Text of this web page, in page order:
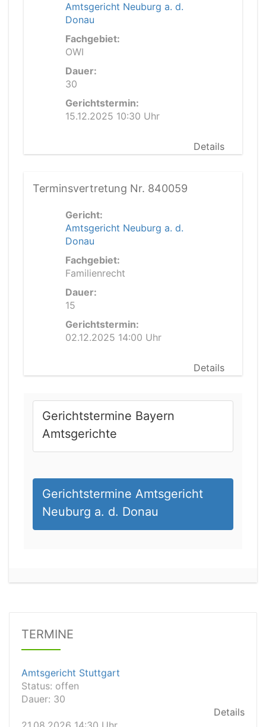
Amtsgericht Neuburg a. d.
Donau
Fachgebiet:
OWI
Dauer:
30
Gerichtstermin:
15.12.2025 10:30 Uhr
Details
Terminsvertretung Nr. 840059
Gericht:
Amtsgericht Neuburg a. d.
Donau
Fachgebiet:
Familienrecht
Dauer:
15
Gerichtstermin:
02.12.2025 14:00 Uhr
Details
Gerichtstermine Bayern
Amtsgerichte
Gerichtstermine Amtsgericht
Neuburg a. d. Donau
TERMINE
Status:offen
Amtsgericht Stuttgart
21.08.2026 14:30 Uhr
Amtsgericht Ulm
Dauer: 30